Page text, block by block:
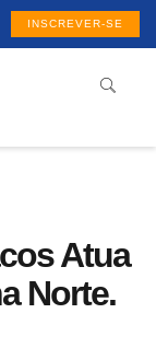
INSCREVER-SE
Atua
Norte.